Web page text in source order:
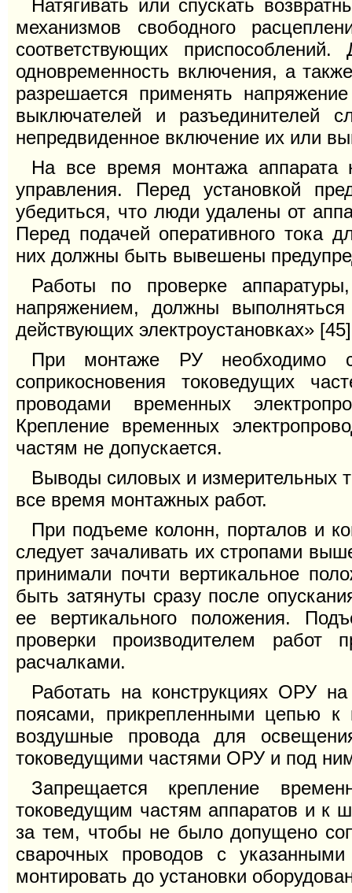
Натягивать или спускать
механизмов свободного
соответствующих
одновременность включения, а
разрешается применять
выключателей и разъединителей
непредвиденное включение их или
На все время монтажа аппарата
управления. Перед установкой
убедиться, что люди удалены от
Перед подачей оперативного тока
них должны быть вывешены
Работы по проверке
напряжением, должны
действующих электроустановках»
При монтаже РУ необходимо
соприкосновения токоведущих
проводами временных
Крепление временных
частям не допускается.
Выводы силовых и измерительных
все время монтажных работ.
При подъеме колонн, порталов и
следует зачаливать их стропами
принимали почти вертикальное
быть затянуты сразу после
ее вертикального положения.
проверки производителем работ
расчалками.
Работать на конструкциях ОРУ
поясами, прикрепленными цепью к
воздушные провода для
токоведущими частями ОРУ и под
Запрещается крепление
токоведущим частям аппаратов и к
за тем, чтобы не было допущено
сварочных проводов с
монтировать до установки